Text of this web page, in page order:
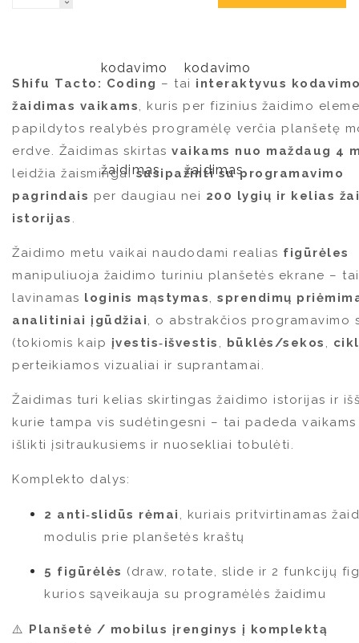
Shifu Tacto: Coding – tai interaktyvus
žaidimas vaikams, kuris per fizinius žaidimo
papildytos realybės programėlę verčia planšetę
erdve. Žaidimas skirtas vaikams nuo maždaug 4
leidžia žaismingaisusipažinti su programavimo
pagrindais per daugiau nei 200 lygių ir kelias
istorijas .
Žaidimo metu vaikai naudodami realias figūrėles
manipuliuoja žaidimo turiniu planšetės ekrane –
lavinamas loginis mąstymas, sprendimų
analitiniai įgūdžiai, o abstrakčios programavimo
(tokiomis kaip įvestis‑išvestis , būklės/sekos ,
perteikiamos vizualiai ir suprantamai.
Žaidimas turi kelias skirtingas žaidimo istorijas ir
kurie tampa vis sudėtingesni – tai padeda
išlikti įsitraukusiems ir nuosekliai tobulėti.
Komplekto dalys:
2 anti‑slidūs rėmai , kuriais pritvirtinamas
modulis prie planšetės kraštų
5 figūrėlės (draw, rotate, slide ir 2 funkcijų
kurios sąveikauja su programėlės žaidimu
⚠️ Planšetė / mobilus įrenginys į komplektą